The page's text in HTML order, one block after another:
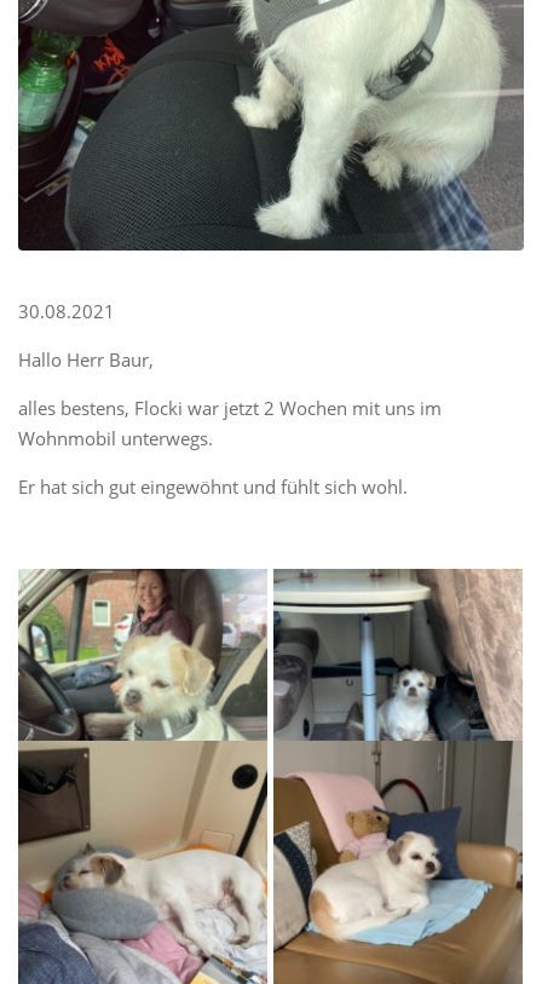
30.08.2021
Hallo Herr Baur,
alles bestens, Flocki war jetzt 2 Wochen mit uns im
Wohnmobil unterwegs.
Er hat sich gut eingewöhnt und fühlt sich wohl.